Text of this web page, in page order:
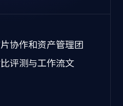
协作和资产管理团
评测与工作流文